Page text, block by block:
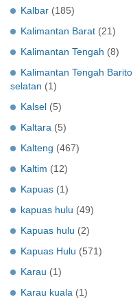
Kalbar (185)
Kalimantan Barat (21)
Kalimantan Tengah (8)
Kalimantan Tengah Barito
selatan (1)
Kalsel (5)
Kaltara (5)
Kalteng (467)
Kaltim (12)
Kapuas (1)
kapuas hulu (49)
Kapuas hulu (2)
Kapuas Hulu (571)
Karau (1)
Karau kuala (1)